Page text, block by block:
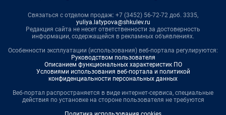
Связаться с отделом продаж: +7 (3452) 56-72-72 доб. 3335,
yuliya.latypova@shkulev.ru
Редакция сайта не несет ответственности за достоверность
информации, содержащейся в рекламных объявлениях.
Особенности эксплуатации (использования) веб-портала регулируются:
Руководством пользователя
Описанием функциональных характеристик ПО
Условиями использования веб-портала и политикой
конфиденциальности персональных данных
Веб-портал распространяется в виде интернет-сервиса, специальные
действия по установке на стороне пользователя не требуются